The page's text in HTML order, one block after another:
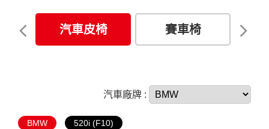
汽車皮椅 賽車椅
汽車廠牌 :
BMW 520i (F10)